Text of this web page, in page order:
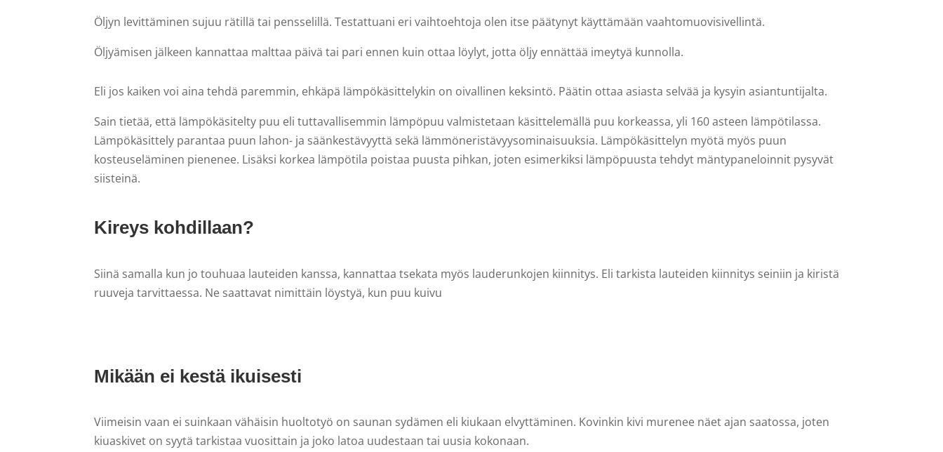
Öljyn levittäminen sujuu rätillä tai pensselillä. Testattuani eri vaihtoehtoja olen itse päätynyt käyttämään vaahtomuovisivellintä.
Öljyämisen jälkeen kannattaa malttaa päivä tai pari ennen kuin ottaa löylyt, jotta öljy ennättää imeytyä kunnolla.
Eli jos kaiken voi aina tehdä paremmin, ehkäpä lämpökäsittelykin on oivallinen keksintö. Päätin ottaa asiasta selvää ja kysyin asiantuntijalta.
Sain tietää, että lämpökäsitelty puu eli tuttavallisemmin lämpöpuu valmistetaan käsittelemällä puu korkeassa, yli 160 asteen lämpötilassa.
Lämpökäsittely parantaa puun lahon- ja säänkestävyyttä sekä lämmöneristävyysominaisuuksia. Lämpökäsittelyn myötä myös puun
kosteuseläminen pienenee. Lisäksi korkea lämpötila poistaa puusta pihkan, joten esimerkiksi lämpöpuusta tehdyt mäntypaneloinnit pysyvät
siisteinä.
Kireys kohdillaan?
Siinä samalla kun jo touhuaa lauteiden kanssa, kannattaa tsekata myös lauderunkojen kiinnitys. Eli tarkista lauteiden kiinnitys seiniin ja kiristä
ruuveja tarvittaessa. Ne saattavat nimittäin löystyä, kun puu kuivu
Mikään ei kestä ikuisesti
Viimeisin vaan ei suinkaan vähäisin huoltotyö on saunan sydämen eli kiukaan elvyttäminen. Kovinkin kivi murenee näet ajan saatossa, joten
kiuaskivet on syytä tarkistaa vuosittain ja joko latoa uudestaan tai uusia kokonaan.